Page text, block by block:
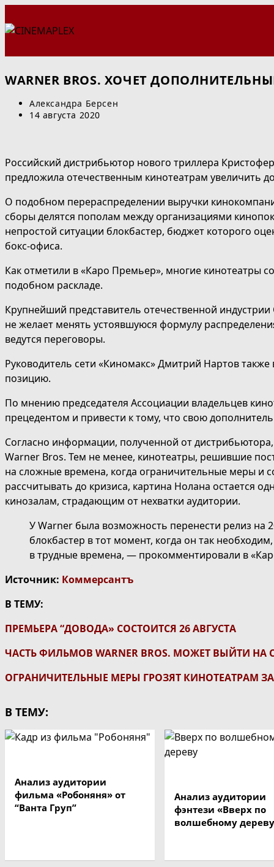
к
WARNER BROS. ХОЧЕТ
Автор
записи:
Александра Берсен
Запись
14 августа 2020
Российский дистрибьютор нового триллера
предложила отечественным кинотеатрам увеличить
О подобном перераспределении выручки
сборы делятся пополам между организациями
непростой ситуации блокбастер, бюджет которого
бокс-офиса.
Как отметили в «Каро Премьер», многие кинотеатры
подобном раскладе.
Крупнейший представитель отечественной
не желает менять устоявшуюся формулу
ведутся переговоры.
Руководитель сети «Киномакс» Дмитрий Нартов
позицию.
По мнению председателя Ассоциации владельцев
прецедентом и привести к тому, что свою
Согласно информации, полученной от
Warner Bros. Тем не менее, кинотеатры, решившие
на сложные времена, когда ограничительные меры и
рассчитывать до кризиса, картина Нолана
кинозалам, страдающим от нехватки аудитории.
У Warner была возможность перенести релиз на
блокбастер в тот момент, когда он так
в трудные времена, ― прокомментировали в
Источник: Коммерсантъ
В ТЕМУ:
ПРЕМЬЕРА “ДОВОДА» СОСТОИТСЯ 26 АВГУСТА
ЧАСТЬ ФИЛЬМОВ WARNER BROS. МОЖЕТ ВЫЙТИ
ОГРАНИЧИТЕЛЬНЫЕ МЕРЫ ГРОЗЯТ КИНОТЕАТРАМ
В ТЕМУ:
Анализ аудитории
фильма «Робоняня» от
“Ванта Груп”
Анализ аудитории
фэнтези «Вверх по
волшебному